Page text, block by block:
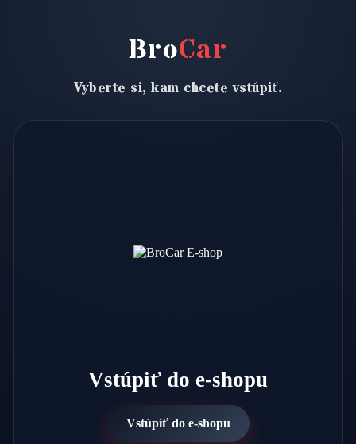
BroCar
Vyberte si, kam chcete vstúpiť.
Vstúpiť do e-shopu
Vstúpiť do e-shopu